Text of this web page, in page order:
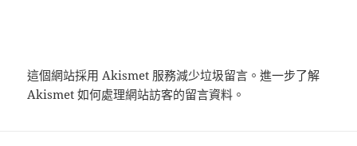
這個網站採用 Akismet 服務減少垃圾留言。進一步了解
Akismet 如何處理網站訪客的留言資料 。